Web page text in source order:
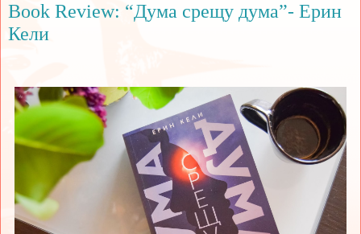
Book Review: “Дума срещу дума”- Ерин
Кели